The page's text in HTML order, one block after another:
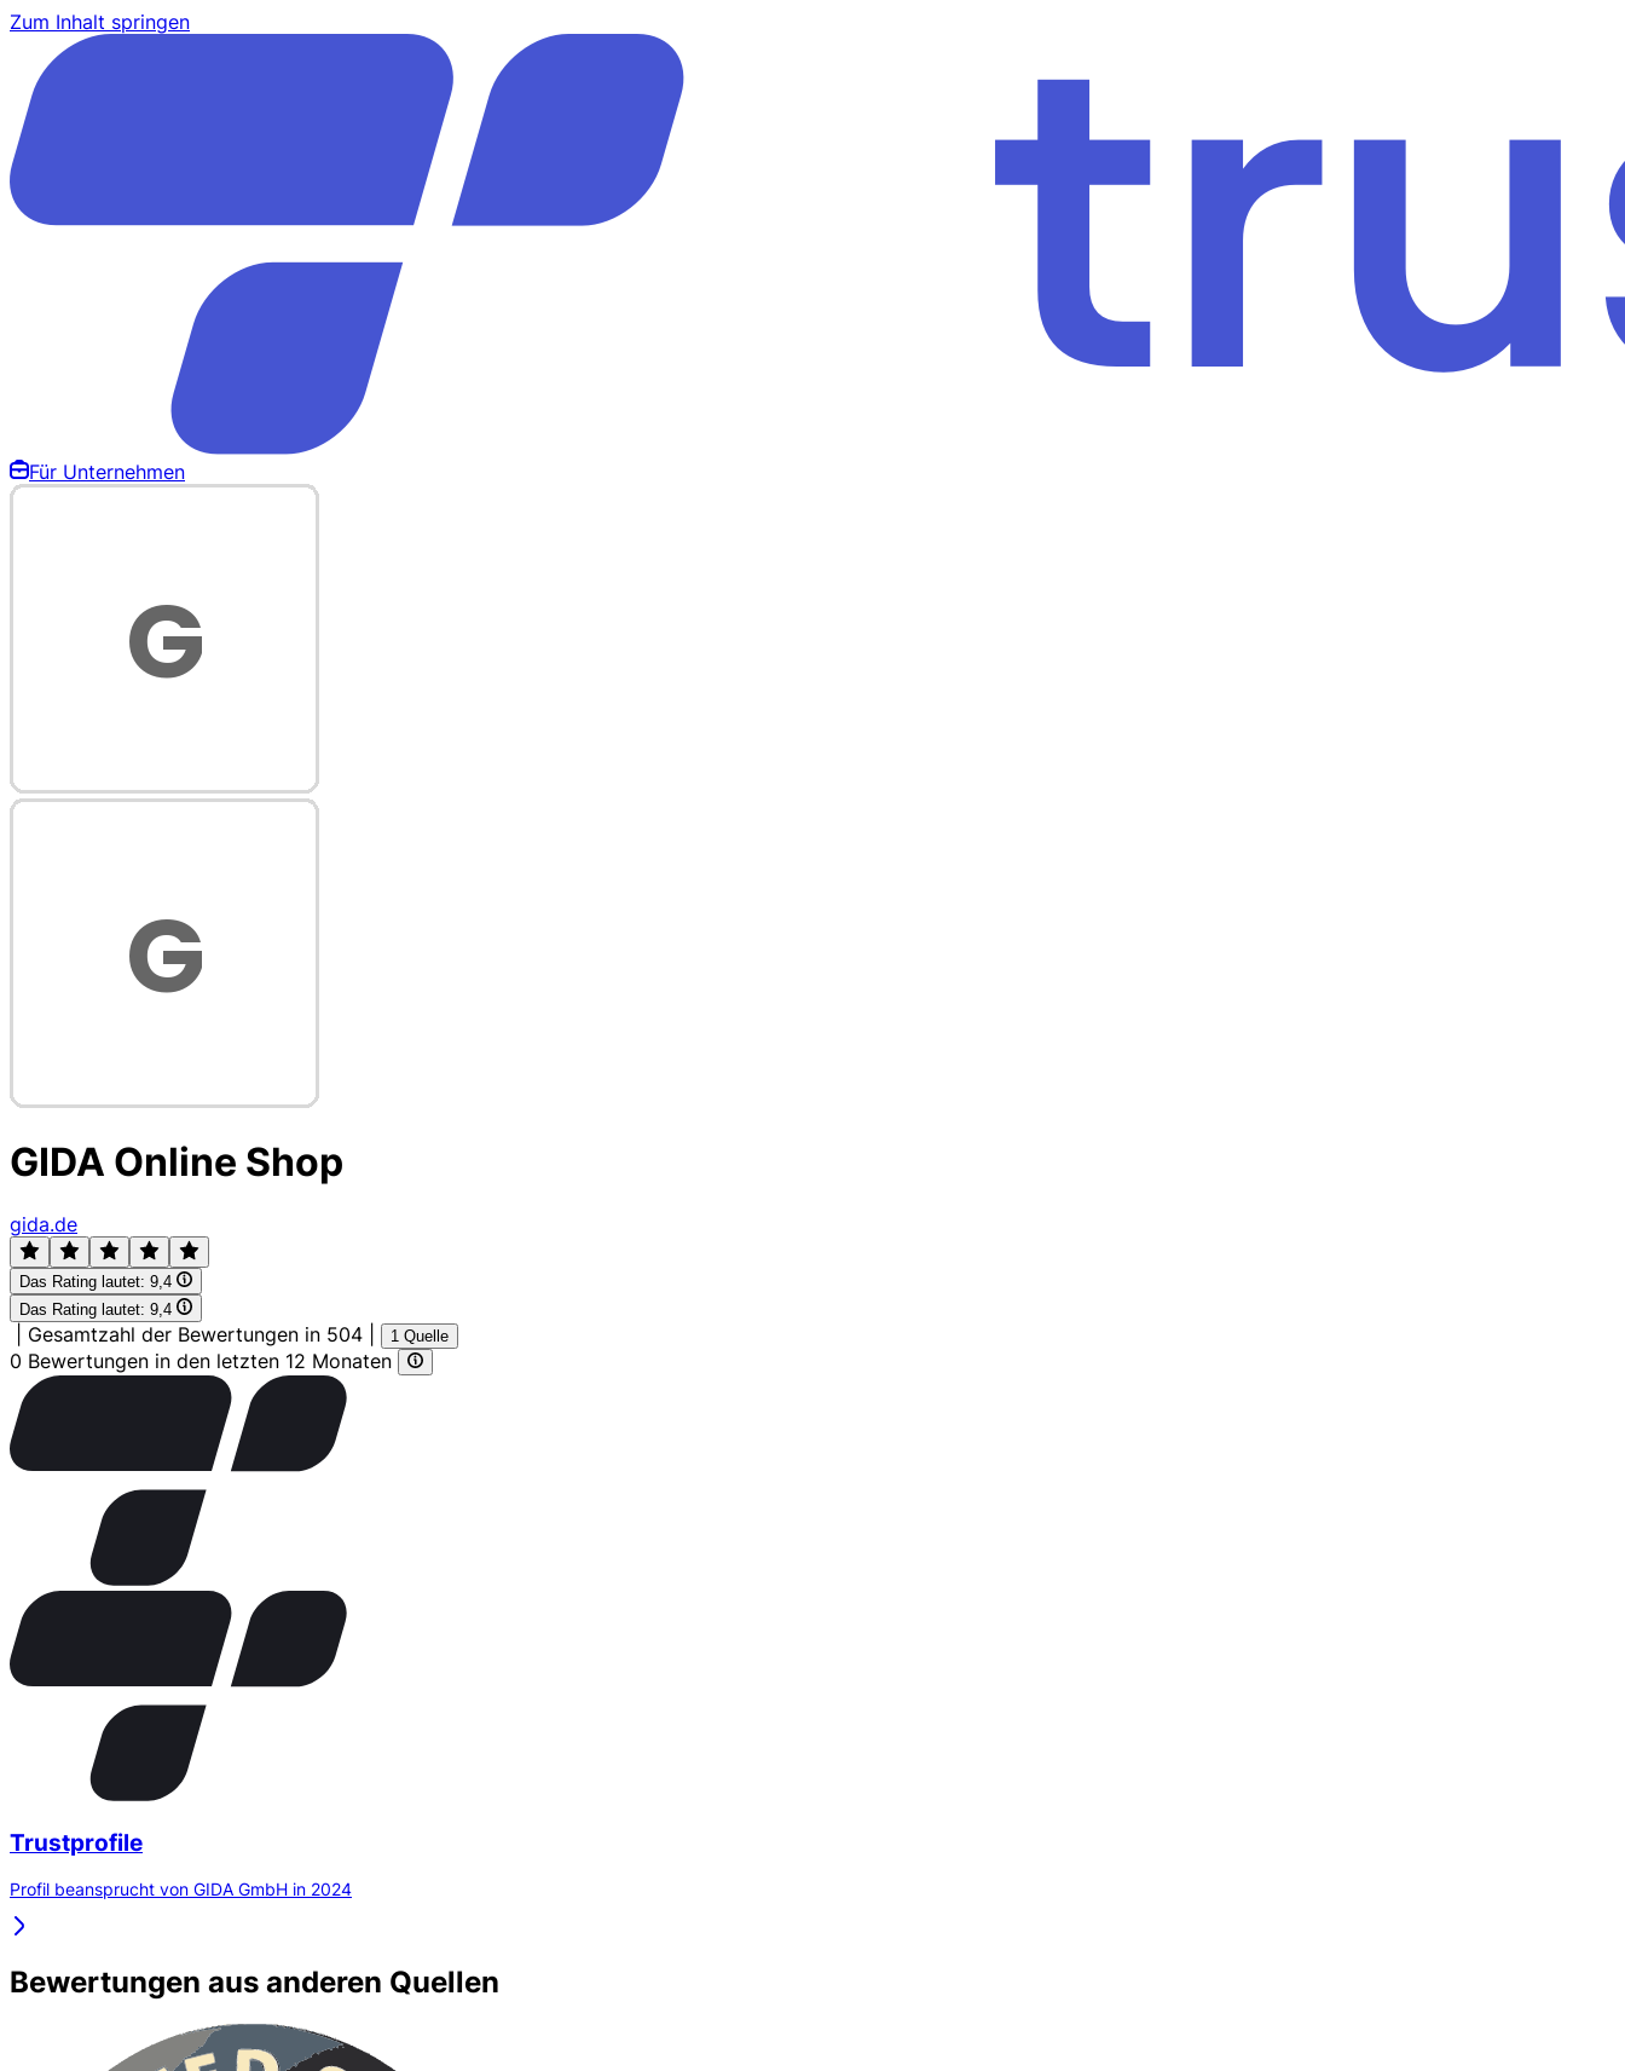
Zum Inhalt springen
Für Unternehmen
GIDA Online Shop
gida.de
Das Rating lautet: 9,4
Das Rating lautet: 9,4
Gesamtzahl der Bewertungen in 504 1 Quelle
0 Bewertungen in den letzten 12 Monaten
Trustprofile
Profil beansprucht von GIDA GmbH in 2024
Bewertungen aus anderen Quellen